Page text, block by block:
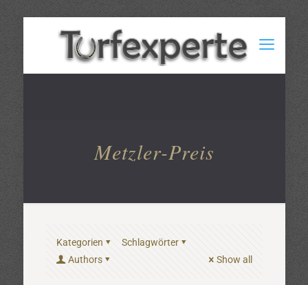
Metzler-Preis
Kategorien
Schlagwörter
Authors
Show all